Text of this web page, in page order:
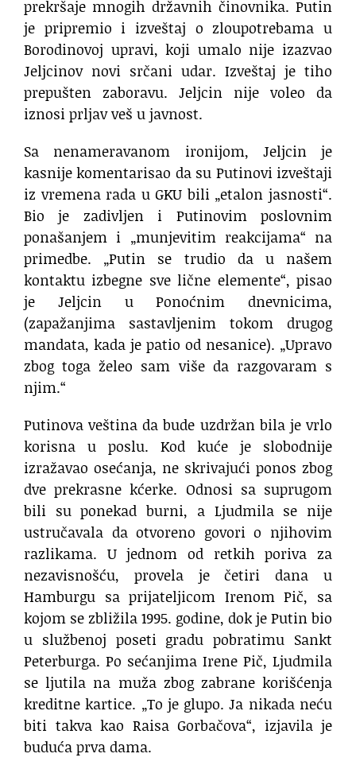
prekršaje mnogih državnih činovnika. Putin
je pripremio i izveštaj o zloupotrebama u
Borodinovoj upravi, koji umalo nije izazvao
Jeljcinov novi srčani udar. Izveštaj je tiho
prepušten zaboravu. Jeljcin nije voleo da
iznosi prljav veš u javnost.
Sa nenameravanom ironijom, Jeljcin je
kasnije komentarisao da su Putinovi izveštaji
iz vremena rada u GKU bili „etalon jasnosti“.
Bio je zadivljen i Putinovim poslovnim
ponašanjem i „munjevitim reakcijama“ na
primedbe. „Putin se trudio da u našem
kontaktu izbegne sve lične elemente“, pisao
je Jeljcin u Ponoćnim dnevnicima,
(zapažanjima sastavljenim tokom drugog
mandata, kada je patio od nesanice). „Upravo
zbog toga želeo sam više da razgovaram s
njim.“
Putinova veština da bude uzdržan bila je vrlo
korisna u poslu. Kod kuće je slobodnije
izražavao osećanja, ne skrivajući ponos zbog
dve prekrasne kćerke. Odnosi sa suprugom
bili su ponekad burni, a Ljudmila se nije
ustručavala da otvoreno govori o njihovim
razlikama. U jednom od retkih poriva za
nezavisnošću, provela je četiri dana u
Hamburgu sa prijateljicom Irenom Pič, sa
kojom se zbližila 1995. godine, dok je Putin bio
u službenoj poseti gradu pobratimu Sankt
Peterburga. Po sećanjima Irene Pič, Ljudmila
se ljutila na muža zbog zabrane korišćenja
kreditne kartice. „To je glupo. Ja nikada neću
biti takva kao Raisa Gorbačova“, izjavila je
buduća prva dama.